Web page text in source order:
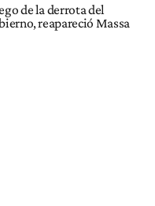
de la derrota del
reapareció Massa